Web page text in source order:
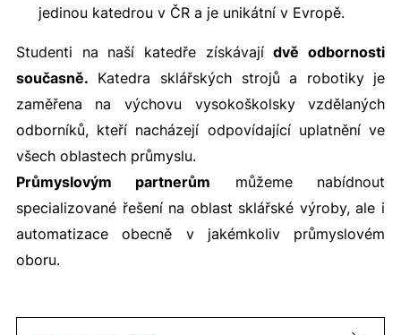
jedinou katedrou v ČR a je unikátní v Evropě.
Studenti na naší katedře získávajídvě odbornosti
současně. Katedra sklářských strojů a robotiky je
zaměřena na výchovu vysokoškolsky vzdělaných
odborníků, kteří nacházejí odpovídající uplatnění ve
všech oblastech průmyslu.
Průmyslovým partnerům můžeme nabídnout
specializované řešení na oblast sklářské výroby, ale i
automatizace obecně v jakémkoliv průmyslovém
oboru.